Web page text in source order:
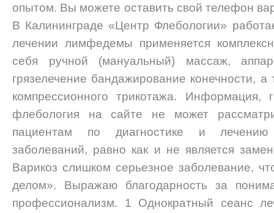
опытом. Вы можете оставить свой телефон
В Калининграде «Центр Флебологии»
лечении лимфедемы применяется
себя ручной (мануальный) массаж,
грязелечение бандажирование конечности, а
компрессионного трикотажа. Информация,
флебология на сайте не может
пациентам по диагностике и лечению
заболеваний, равно как и не является
Варикоз слишком серьезное заболевание,
делом». Выражаю благодарность за
профессионализм. 1 Однократный сеанс